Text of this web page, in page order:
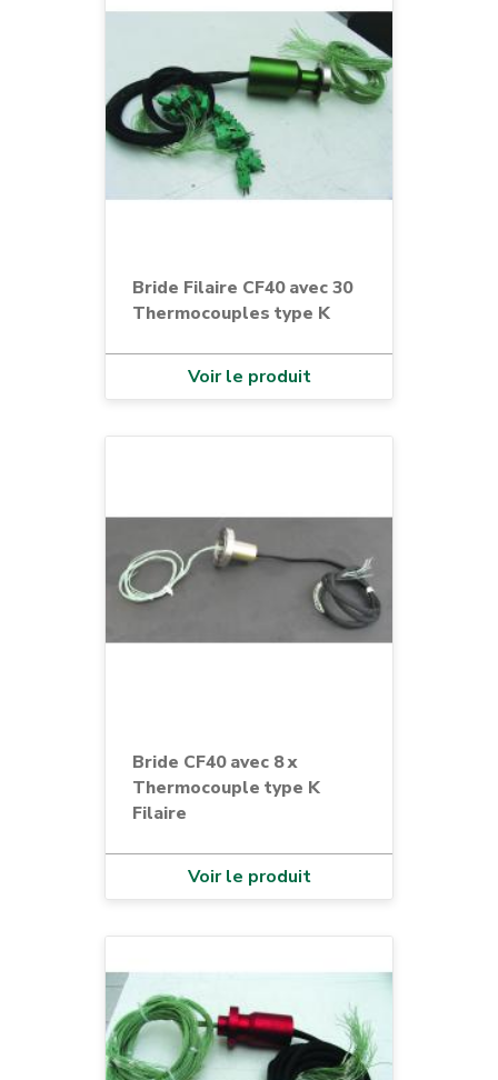
Bride Filaire CF40 avec 30
Thermocouples type K
Voir le produit
Bride CF40 avec 8 x
Thermocouple type K
Filaire
Voir le produit